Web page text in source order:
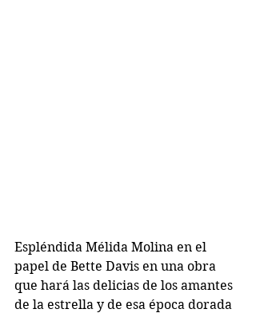
Espléndida Mélida Molina en el
papel de Bette Davis en una obra
que hará las delicias de los amantes
de la estrella y de esa época dorada